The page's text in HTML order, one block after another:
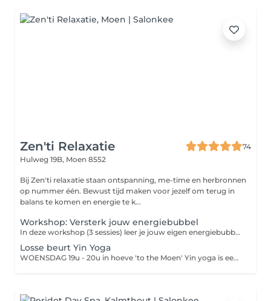
Zen'ti Relaxatie
74
Hulweg 19B, Moen 8552
Bij Zen'ti relaxatie staan ontspanning, me-time en herbronnen
op nummer één. Bewust tijd maken voor jezelf om terug in
balans te komen en energie te k...
Workshop: Versterk jouw energiebubbel
In deze workshop (3 sessies) leer je jouw eigen energiebubbel te versterken en trucjes om die veerkrachtig te houden. Ontdoe je van emotionele ballast van anderen Vul jouw energiebubbel terug en versterk deze Grenzen aangeven vanuit jouw centrum 3 SESSIES IN SEPTEMBER: Maandag 16/9, 23/9 & 30/9 van 19u30 tot 21u Alle info en inschrijven via de website: www.relaxatiezenti.be of mail naar: tineke.coach@gmail.com
Losse beurt Yin Yoga
WOENSDAG 19u - 20u in hoeve 'to the Moen' Yin yoga is een rustige vorm om je lichaam en geest uit te nodigen om te ontspannen. Ademen, stretchen en rustige yogaposes die voor iedereen toegankelijk zijn. Je hoeft geen ervaring te hebben of lenig te zijn. De voordelen van yoga: Je lichaam blijft sterk, gezond en soepel. Je kalmeert je geest en creëert stilte in je hoofd. Yoga verlaagt je stresshormonen (cortisol) en verhoogt je gelukshormonen (endorfines). VRAAG GRATIS JOUW PROEFLES AAN VIA MAIL: tineke.coach@gmail.com